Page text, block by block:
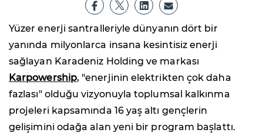
Yüzer enerji santralleriyle dünyanın dört bir
yanında milyonlarca insana kesintisiz enerji
sağlayan Karadeniz Holding ve markası
Karpowership, "enerjinin elektrikten çok daha
fazlası" olduğu vizyonuyla toplumsal kalkınma
projeleri kapsamında 16 yaş altı gençlerin
gelişimini odağa alan yeni bir program başlattı.